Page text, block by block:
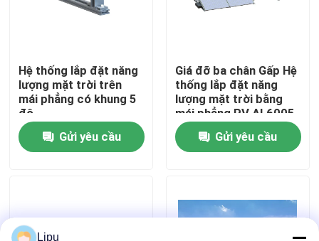
Về chúng tôi
Kiểm soát chất lượng
Liên hệ chúng tôi
Hệ thống lắp đặt PV năng lượng mặt trời
Hệ thống lắp đặt năng
lượng mặt trời trên
mái phẳng có khung 5
độ
Gửi yêu cầu
Giá đỡ ba chân Gấp Hệ
thống lắp đặt năng
lượng mặt trời bằng
mái phẳng PV AL6005
Bảng điều khiển PV
AL6005Gửi yêu cầu
Lipu